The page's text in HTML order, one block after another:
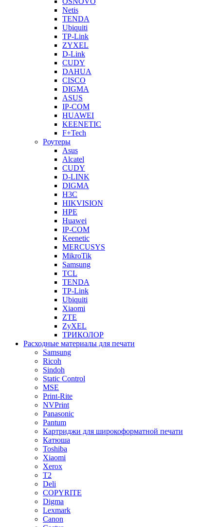
Netis
TENDA
Ubiquiti
TP-Link
ZYXEL
D-Link
CUDY
DAHUA
CISCO
DIGMA
ASUS
IP-COM
HUAWEI
KEENETIC
F+Tech
Роутеры
Asus
Alcatel
CUDY
D-LINK
DIGMA
H3C
HIKVISION
HPE
Huawei
IP-COM
Keenetic
MERCUSYS
MikroTik
Samsung
TCL
TENDA
TP-Link
Ubiquiti
Xiaomi
ZTE
ZyXEL
ТРИКОЛОР
Расходные материалы для печати
Samsung
Ricoh
Sindoh
Static Control
MSE
Print-Rite
NVPrint
Panasonic
Pantum
Картриджи для широкоформатной печати
Катюша
Toshiba
Xiaomi
Xerox
T2
Deli
COPYRITE
Digma
Lexmark
Canon